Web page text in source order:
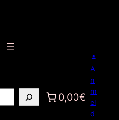
0,00€
A
n
m
el
d